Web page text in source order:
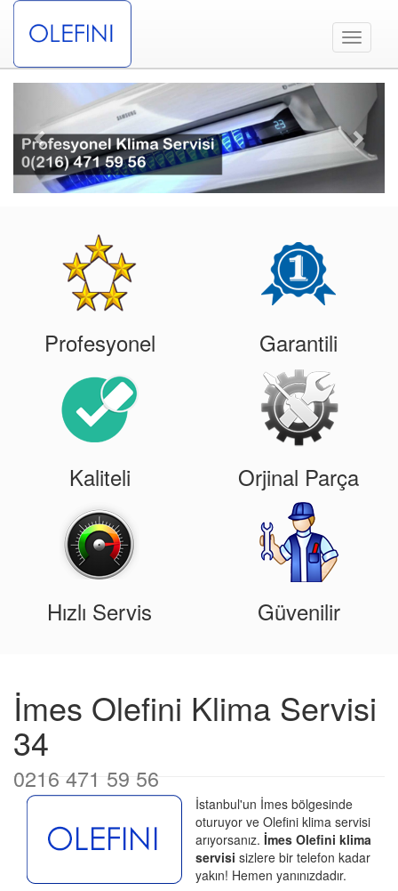
Toggle
Previous Next
Profesyonel Garantili
Kaliteli Orjinal Parça
Hızlı Servis Güvenilir
İmes Olefini Klima Servisi
34
0216 471 59 56
İstanbul'un İmes bölgesinde
oturuyor ve Olefini klima servisi
arıyorsanız. İmes Olefini klima
servisi sizlere bir telefon kadar
yakın! Hemen yanınızdadır.